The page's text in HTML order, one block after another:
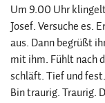
Um 9.00 Uhr
Josef. Versuche es.
aus. Dann begrüßt
mit ihm. Fühlt nach
schläft. Tief und
Bin traurig. Traurig.